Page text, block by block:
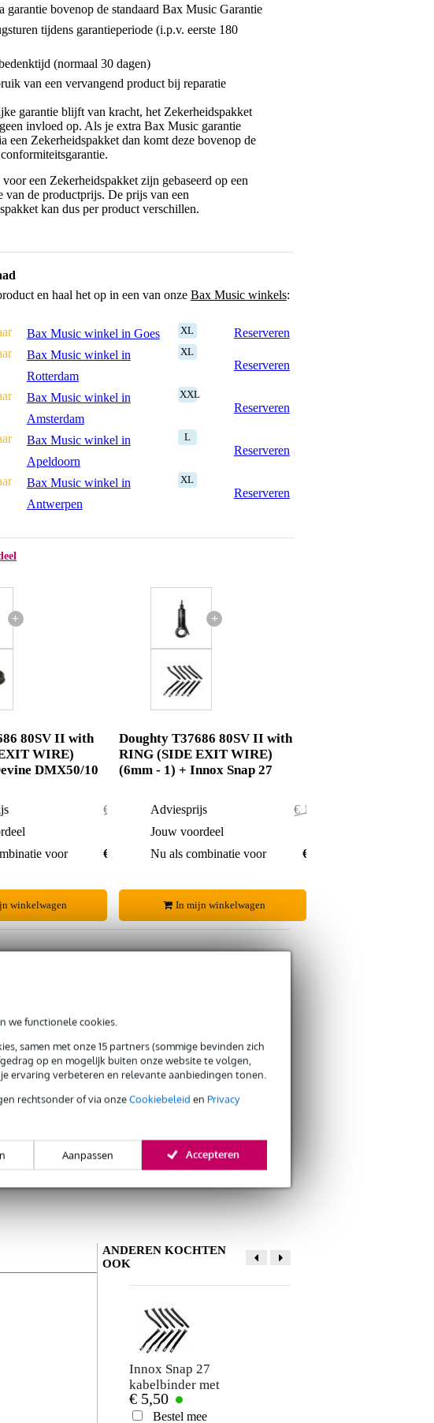
we functionele cookies.
samen met onze 15 partners (sommige bevinden zich
op en mogelijk buiten onze website te volgen,
ervaring verbeteren en relevante aanbiedingen tonen.
rechtsonder of via onzeCookiebeleid en Privacy
Aanpassen Accepteren
garantie bovenop de standaard Bax Music Garantie
tijdens garantieperiode (i.p.v. eerste 180
(normaal 30 dagen)
van een vervangend product bij reparatie
garantie blijft van kracht, het Zekerheidspakket
invloed op. Als je extra Bax Music garantie
een Zekerheidspakket dan komt deze bovenop de
een Zekerheidspakket zijn gebaseerd op een
van de productprijs. De prijs van een
kan dus per product verschillen.
en haal het op in een van onze Bax Music winkels:
Bax Music winkel in Goes XL
Reserveren
Bax Music winkel in
Rotterdam
XL
Reserveren
Bax Music winkel in
Amsterdam
XXL
Reserveren
Bax Music winkel in
Apeldoorn
L
Reserveren
Bax Music winkel in
Antwerpen
XL
Reserveren
+
80SV II with
WIRE)
DMX50/10
€ 184,-
voor
€ 178,-
winkelwagen
+
Doughty T37686 80SV II with
RING (SIDE EXIT WIRE)
(6mm - 1) + Innox Snap 27
Adviesprijs
€ 160,50
Jouw voordeel
Nu als combinatie voor
€ 159,-
In mijn winkelwagen
Gratis retourneren
Gratis CO2-neutrale verzending
Schrijf zelf een review
Je naam
Je beoordeling
Er zijn nog geen reviews voor dit product.
ANDEREN KOCHTEN
OOK
Innox Snap 27
kabelbinder met
klittenband smal
zwart (10 stuks)
€ 5,50
Bestel mee